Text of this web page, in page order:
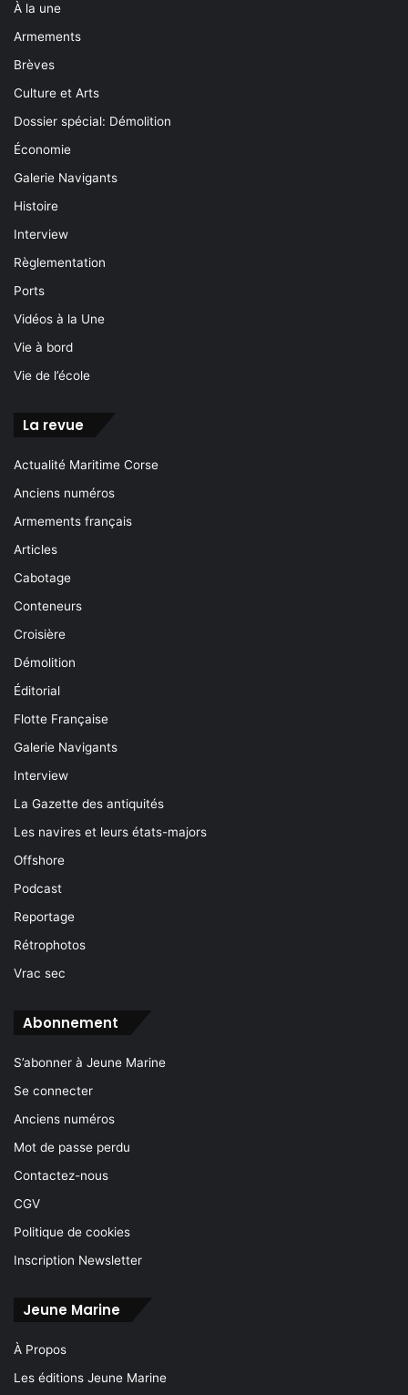
À la une
Armements
Brèves
Culture et Arts
Dossier spécial: Démolition
Économie
Galerie Navigants
Histoire
Interview
Règlementation
Ports
Vidéos à la Une
Vie à bord
Vie de l’école
La revue
Actualité Maritime Corse
Anciens numéros
Armements français
Articles
Cabotage
Conteneurs
Croisière
Démolition
Éditorial
Flotte Française
Galerie Navigants
Interview
La Gazette des antiquités
Les navires et leurs états-majors
Offshore
Podcast
Reportage
Rétrophotos
Vrac sec
Abonnement
S’abonner à Jeune Marine
Se connecter
Anciens numéros
Mot de passe perdu
Contactez-nous
CGV
Politique de cookies
Inscription Newsletter
Jeune Marine
À Propos
Les éditions Jeune Marine